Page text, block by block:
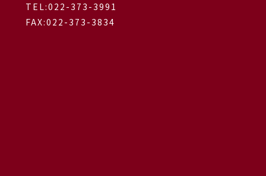
TEL:022-373-3991
FAX:022-373-3834